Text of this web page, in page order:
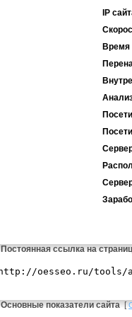
IP
Время
Постоянная ссылка на
Основные показатели сайта [